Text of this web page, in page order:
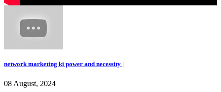
network marketing ki power and necessity |
08 August, 2024